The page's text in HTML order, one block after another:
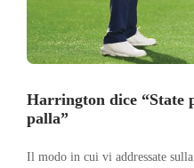
Harrington dice “State
palla”
Il modo in cui vi addressate